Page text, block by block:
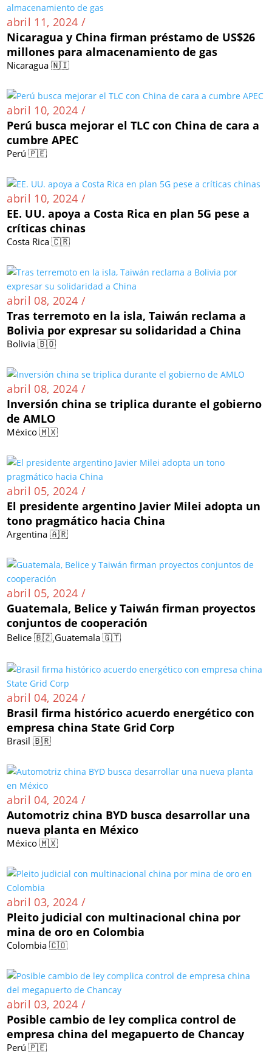
abril 11, 2024 /
Nicaragua y China firman préstamo de US$26
millones para almacenamiento de gas
Nicaragua 🇳🇮
abril 10, 2024 /
Perú busca mejorar el TLC con China de cara a
cumbre APEC
Perú 🇵🇪
abril 10, 2024 /
EE. UU. apoya a Costa Rica en plan 5G pese a
críticas chinas
Costa Rica 🇨🇷
abril 08, 2024 /
Tras terremoto en la isla, Taiwán reclama a
Bolivia por expresar su solidaridad a China
Bolivia 🇧🇴
abril 08, 2024 /
Inversión china se triplica durante el gobierno
de AMLO
México 🇲🇽
abril 05, 2024 /
El presidente argentino Javier Milei adopta un
tono pragmático hacia China
Argentina 🇦🇷
abril 05, 2024 /
Guatemala, Belice y Taiwán firman proyectos
conjuntos de cooperación
Belice 🇧🇿,Guatemala 🇬🇹
abril 04, 2024 /
Brasil firma histórico acuerdo energético con
empresa china State Grid Corp
Brasil 🇧🇷
abril 04, 2024 /
Automotriz china BYD busca desarrollar una
nueva planta en México
México 🇲🇽
abril 03, 2024 /
Pleito judicial con multinacional china por
mina de oro en Colombia
Colombia 🇨🇴
abril 03, 2024 /
Posible cambio de ley complica control de
empresa china del megapuerto de Chancay
Perú 🇵🇪